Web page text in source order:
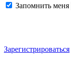
Запомнить меня
Зарегистрироваться